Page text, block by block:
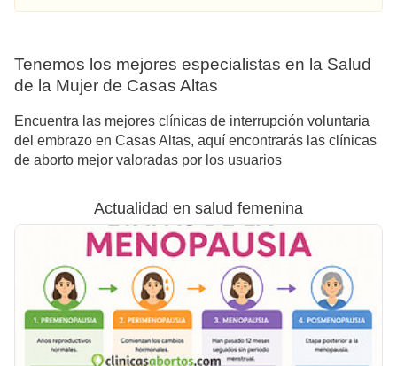
Tenemos los mejores especialistas en la Salud
de la Mujer de Casas Altas
Encuentra las mejores clínicas de interrupción voluntaria
del embrazo en Casas Altas, aquí encontrarás las clínicas
de aborto mejor valoradas por los usuarios
Actualidad en salud femenina